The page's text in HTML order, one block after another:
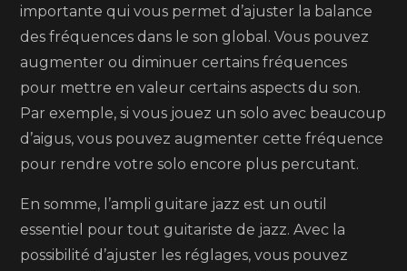
importante qui vous permet d’ajuster la balance
des fréquences dans le son global. Vous pouvez
augmenter ou diminuer certains fréquences
pour mettre en valeur certains aspects du son.
Par exemple, si vous jouez un solo avec beaucoup
d’aigus, vous pouvez augmenter cette fréquence
pour rendre votre solo encore plus percutant.
En somme, l’ampli guitare jazz est un outil
essentiel pour tout guitariste de jazz. Avec la
possibilité d’ajuster les réglages, vous pouvez